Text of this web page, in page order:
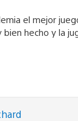
el mejor
bien hecho y la